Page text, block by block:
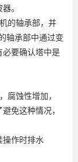
。
的轴承部，并
轴承部中通过变
要确认塔中是
蚀性增加，
免这种情况，
作时排水